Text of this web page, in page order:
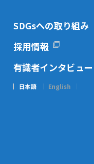
SDGsへの取り組み
採用情報
有識者インタビュー
日本語 English